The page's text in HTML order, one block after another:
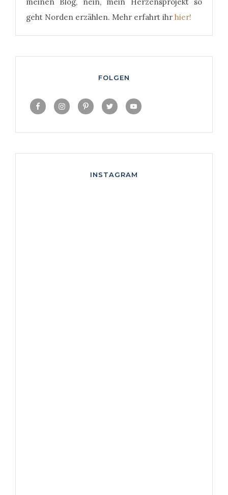
geht Norden erzählen. Mehr erfahrt ihr hier!
FOLGEN
INSTAGRAM